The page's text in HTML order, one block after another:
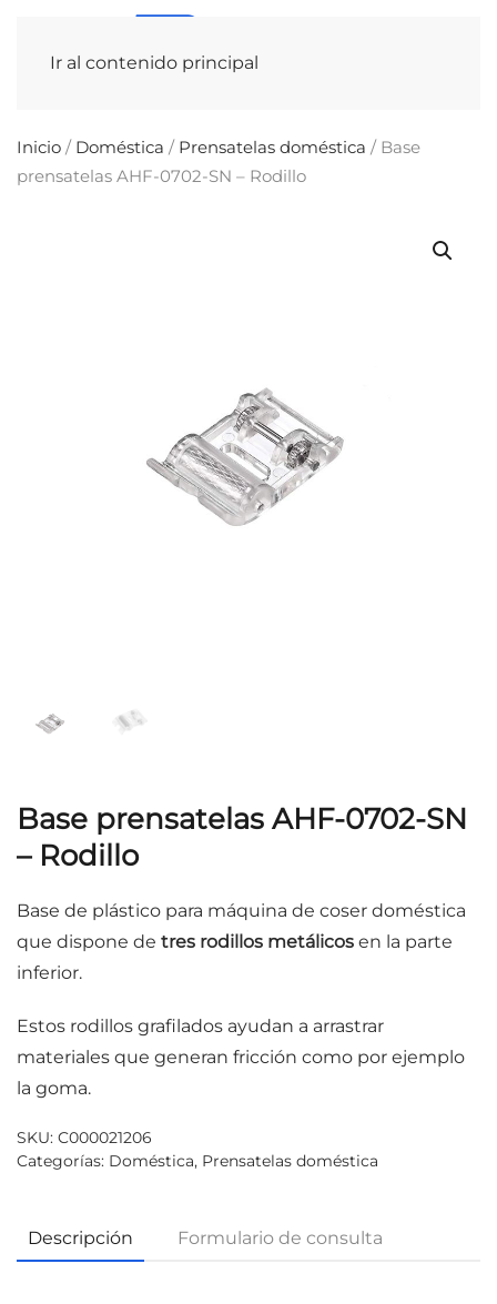
Ir al contenido principal
Inicio / Doméstica / Prensatelas doméstica / Base
prensatelas AHF-0702-SN – Rodillo
Base prensatelas AHF-0702-SN
– Rodillo
Base de plástico para máquina de coser doméstica
que dispone de tres rodillos metálicos en la parte
inferior.
Estos rodillos grafilados ayudan a arrastrar
materiales que generan fricción como por ejemplo
la goma.
SKU: C000021206
Categorías: Doméstica, Prensatelas doméstica
Descripción Formulario de consulta